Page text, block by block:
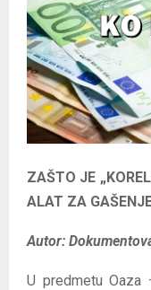
N
U
ZAŠTO JE
ALAT ZA
Autor:
U predmetu Oaza